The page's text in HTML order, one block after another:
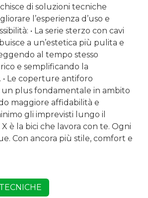
di soluzioni tecniche
l’esperienza d’uso e
• La serie sterzo con cavi
a un’estetica più pulita e
al tempo stesso
e semplificando la
Le coperture antiforo
plus fondamentale in ambito
maggiore affidabilità e
gli imprevisti lungo il
è la bici che lavora con te. Ogni
Con ancora più stile, comfort e